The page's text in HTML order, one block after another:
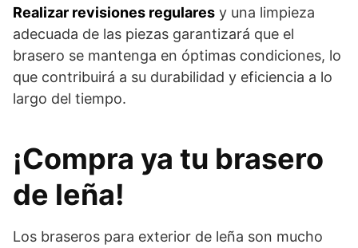
Realizar revisiones regulares y una limpieza
adecuada de las piezas garantizará que el
brasero se mantenga en óptimas condiciones, lo
que contribuirá a su durabilidad y eficiencia a lo
largo del tiempo.
¡Compra ya tu brasero
de leña!
Los braseros para exterior de leña son mucho